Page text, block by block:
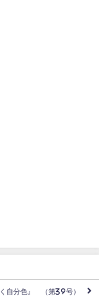
自分色』 （第39号）